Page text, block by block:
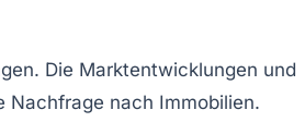
Die Marktentwicklungen und
Nachfrage nach Immobilien.